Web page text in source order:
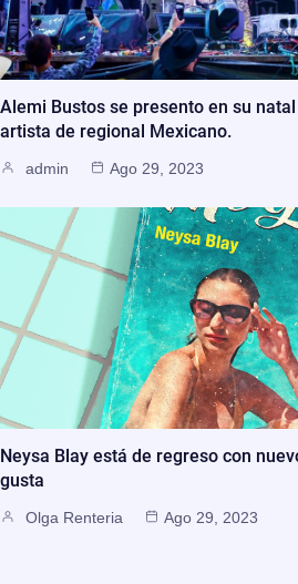
Alemi Bustos se presento en su
artista de regional Mexicano.
admin Ago 29, 2023
Neysa Blay está de regreso con
gusta
Olga Renteria Ago 29, 2023